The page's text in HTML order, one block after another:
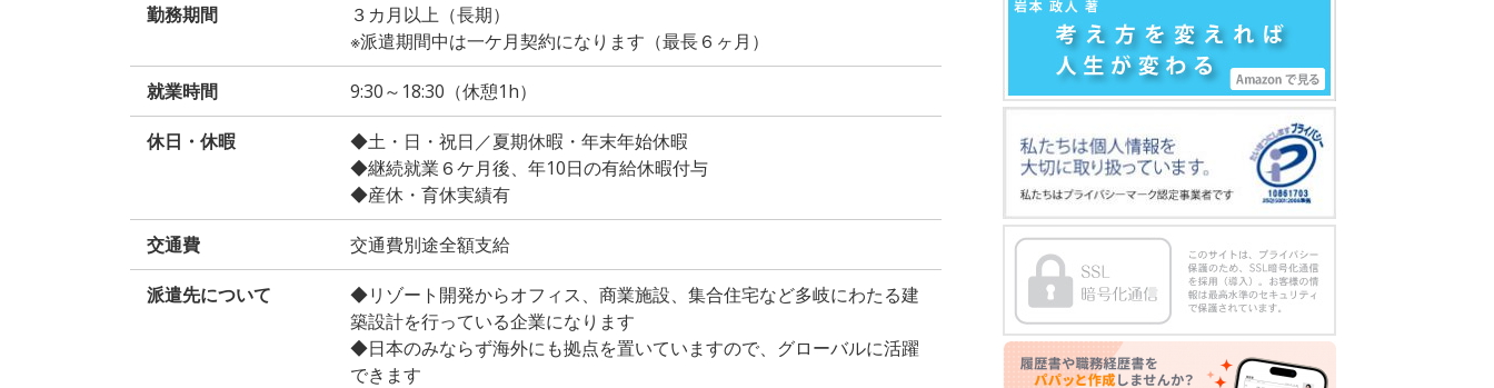
勤務期間
３カ月以上（長期）
※派遣期間中は一ケ月契約になります（最長６ヶ月）
就業時間 9:30～18:30（休憩1h）
休日・休暇
◆土・日・祝日／夏期休暇・年末年始休暇
◆継続就業６ケ月後、年10日の有給休暇付与
◆産休・育休実績有
交通費 交通費別途全額支給
派遣先について
◆リゾート開発からオフィス、商業施設、集合住宅など多岐にわたる建
築設計を行っている企業になります
◆日本のみならず海外にも拠点を置いていますので、グローバルに活躍
できます